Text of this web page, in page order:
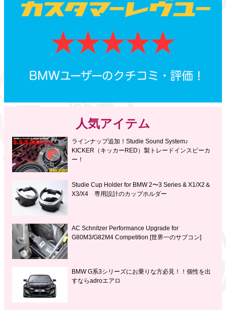
人気アイテム
ラインナップ追加！Studie Sound System♪
KICKER（キッカーRED）製トレードインスピーカ
ー！
Studie Cup Holder for BMW 2〜3 Series & X1/X2＆
X3/X4 専用設計のカップホルダー
AC Schnitzer Performance Upgrade for
G80M3/G82M4 Competition [世界一のサブコン]
BMW G系3シリーズにお乗りな方必見！！個性を出
すならadroエアロ